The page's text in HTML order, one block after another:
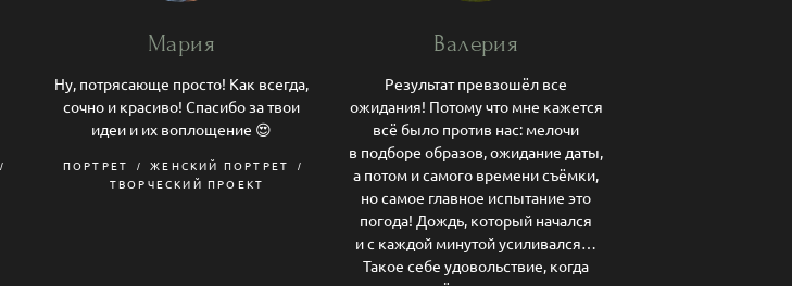
Мария
Ну, потрясающе просто! Как всегда,
сочно и красиво! Спасибо за твои
идеи и их воплощение 😍
ПОРТРЕТ
ЖЕНСКИЙ ПОРТРЕТ
ТВОРЧЕСКИЙ ПРОЕКТ
Валерия
Результат превзошёл все
ожидания! Потому что мне кажется
всё было против нас: мелочи
в подборе образов, ожидание даты,
а потом и самого времени съёмки,
но самое главное испытание это
погода! Дождь, который начался
и с каждой минутой усиливался…
Такое себе удовольствие, когда